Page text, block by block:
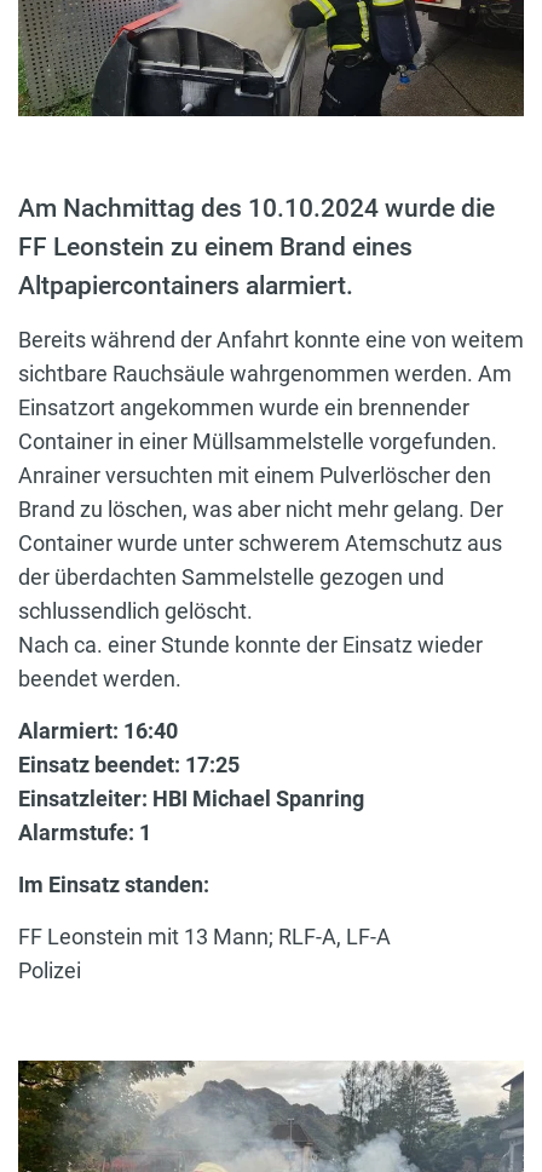
Am Nachmittag des 10.10.2024 wurde die
FF Leonstein zu einem Brand eines
Altpapiercontainers alarmiert.
Bereits während der Anfahrt konnte eine von weitem
sichtbare Rauchsäule wahrgenommen werden. Am
Einsatzort angekommen wurde ein brennender
Container in einer Müllsammelstelle vorgefunden.
Anrainer versuchten mit einem Pulverlöscher den
Brand zu löschen, was aber nicht mehr gelang. Der
Container wurde unter schwerem Atemschutz aus
der überdachten Sammelstelle gezogen und
schlussendlich gelöscht.
Nach ca. einer Stunde konnte der Einsatz wieder
beendet werden.
Alarmiert: 16:40
Einsatz beendet: 17:25
Einsatzleiter: HBI Michael Spanring
Alarmstufe: 1
Im Einsatz standen:
FF Leonstein mit 13 Mann; RLF-A, LF-A
Polizei